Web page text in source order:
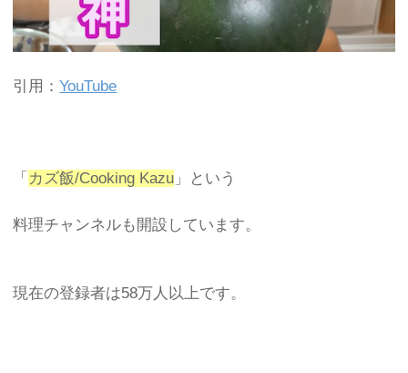
引用：YouTube
「 カズ飯/Cooking Kazu 」という
料理チャンネルも開設しています。
現在の登録者は58万人以上です。